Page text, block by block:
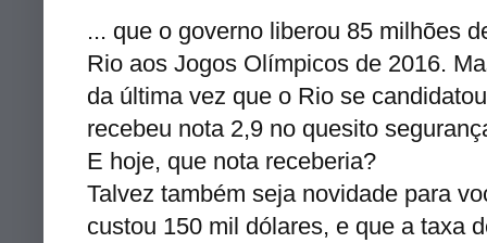
... que o governo liberou 85 milhões
Rio aos Jogos Olímpicos de 2016.
da última vez que o Rio se
recebeu nota 2,9 no quesito
E hoje, que nota receberia?
Talvez também seja novidade para
custou 150 mil dólares, e que a taxa